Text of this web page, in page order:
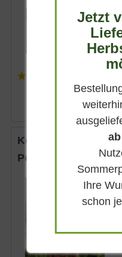
Kerzen-Knöterich
Persicaria
Jetzt
Ihre
schon